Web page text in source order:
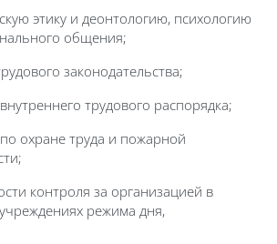
этику и деонтологию, психологию
общения;
законодательства;
трудового распорядка;
охране труда и пожарной
контроля за организацией в
режима дня,